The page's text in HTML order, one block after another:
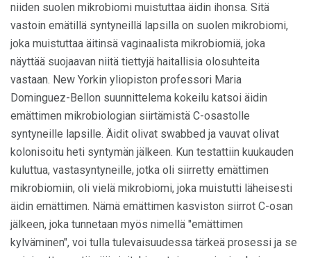
niiden suolen mikrobiomi muistuttaa äidin ihonsa. Sitä
vastoin emätillä syntyneillä lapsilla on suolen mikrobiomi,
joka muistuttaa äitinsä vaginaalista mikrobiomiä, joka
näyttää suojaavan niitä tiettyjä haitallisia olosuhteita
vastaan. New Yorkin yliopiston professori Maria
Dominguez-Bellon suunnittelema kokeilu katsoi äidin
emättimen mikrobiologian siirtämistä C-osastolle
syntyneille lapsille. Äidit olivat swabbed ja vauvat olivat
kolonisoitu heti syntymän jälkeen. Kun testattiin kuukauden
kuluttua, vastasyntyneille, jotka oli siirretty emättimen
mikrobiomiin, oli vielä mikrobiomi, joka muistutti läheisesti
äidin emättimen. Nämä emättimen kasviston siirrot C-osan
jälkeen, joka tunnetaan myös nimellä "emättimen
kylväminen", voi tulla tulevaisuudessa tärkeä prosessi ja se